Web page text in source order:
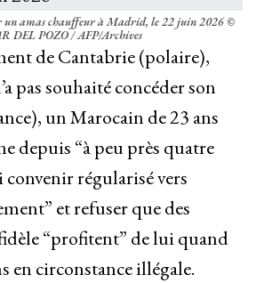
un amas chauffeur à Madrid, le 22 juin 2026 ©
DEL POZO / AFP/Archives
de Cantabrie (polaire),
pas souhaité concéder son
un Marocain de 23 ans
depuis “à peu près quatre
convenir régularisé vers
et refuser que des
“profitent” de lui quand
en circonstance illégale.